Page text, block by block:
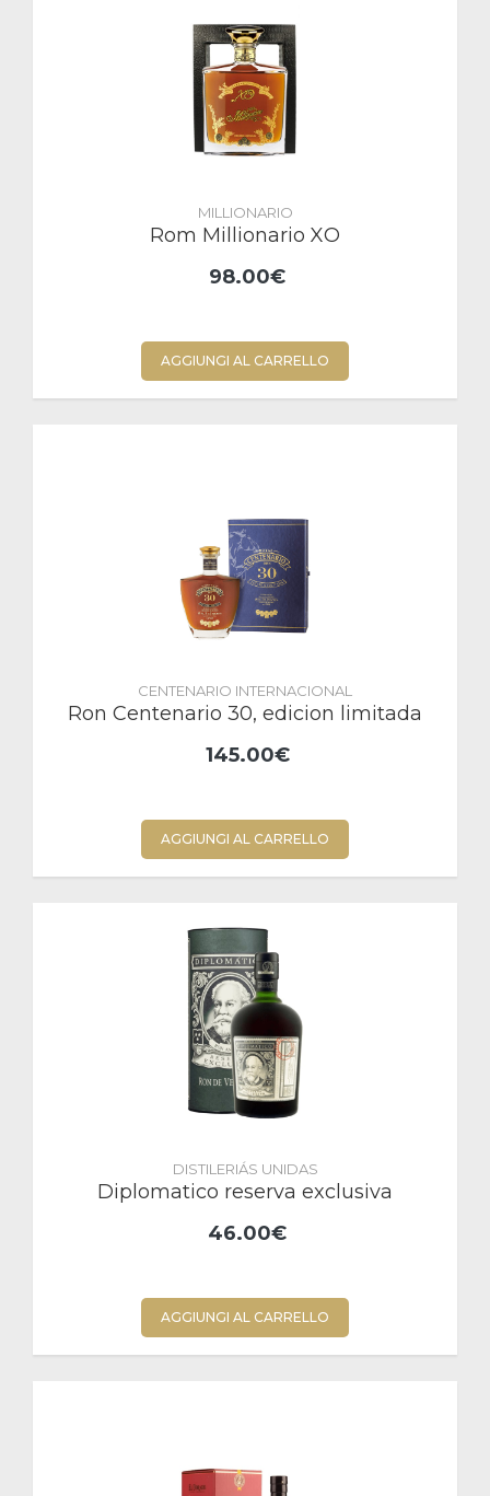
MILLIONARIO
Rom Millionario XO
98.00€
AGGIUNGI AL CARRELLO
CENTENARIO INTERNACIONAL
Ron Centenario 30, edicion limitada
145.00€
AGGIUNGI AL CARRELLO
DISTILERIÁS UNIDAS
Diplomatico reserva exclusiva
46.00€
AGGIUNGI AL CARRELLO